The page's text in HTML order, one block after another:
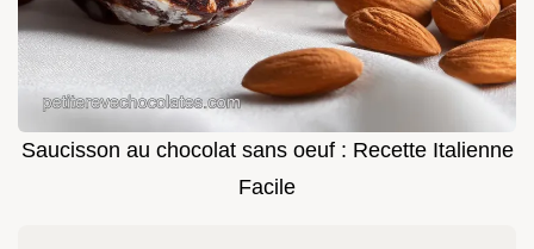
Saucisson au chocolat sans oeuf : Recette Italienne
Facile